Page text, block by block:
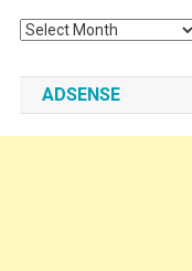
Archives
ADSENSE